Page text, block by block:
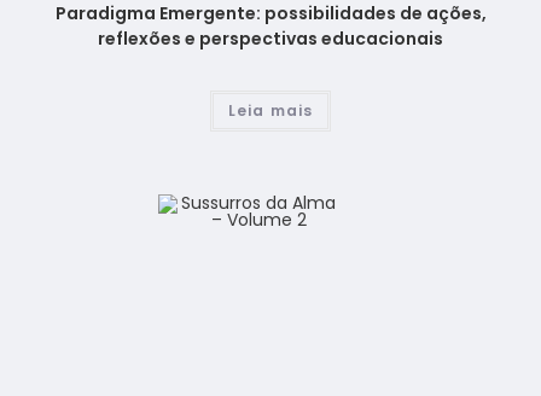
Paradigma Emergente: possibilidades de ações,
reflexões e perspectivas educacionais
Leia mais